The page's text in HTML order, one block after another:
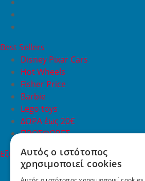
Best Sellers
Disney Pixar Cars
Hot Wheels
Fisher Price
Barbie
Lego toys
ΔΩΡΑ έως 20€
ΠΡΟΣΦΟΡΕΣ
Εξυπηρέτηση Πελατών
Εξυπηρέτηση πελατών
Συχνές ερωτήσεις
Αυτός ο ιστότοπος
χρησιμοποιεί cookies